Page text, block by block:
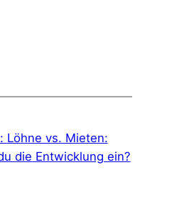
Löhne vs. Mieten:
die Entwicklung ein?